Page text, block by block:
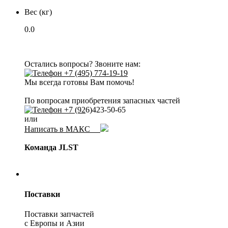
Вес (кг)
0.0
Остались вопросы? Звоните нам:
+7 (495) 774-19-19
Мы всегда готовы Вам помочь!
По вопросам приобретения запасных частей
+7 (926)423-50-65
или
Написать в МАКС
Команда JLST
Поставки
Поставки запчастей
с Европы и Азии